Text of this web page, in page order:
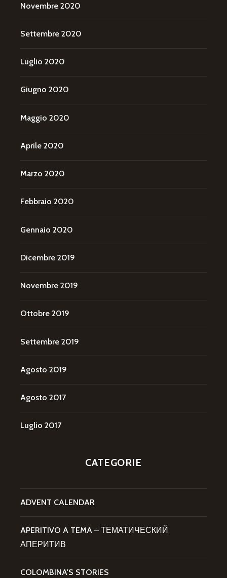
Novembre 2020
Settembre 2020
Luglio 2020
Giugno 2020
Maggio 2020
Aprile 2020
Marzo 2020
Febbraio 2020
Gennaio 2020
Dicembre 2019
Novembre 2019
Ottobre 2019
Settembre 2019
Agosto 2019
Agosto 2017
Luglio 2017
CATEGORIE
ADVENT CALENDAR
APERITIVO A TEMA – ТЕМАТИЧЕСКИЙ
АПЕРИТИВ
COLOMBINA'S STORIES